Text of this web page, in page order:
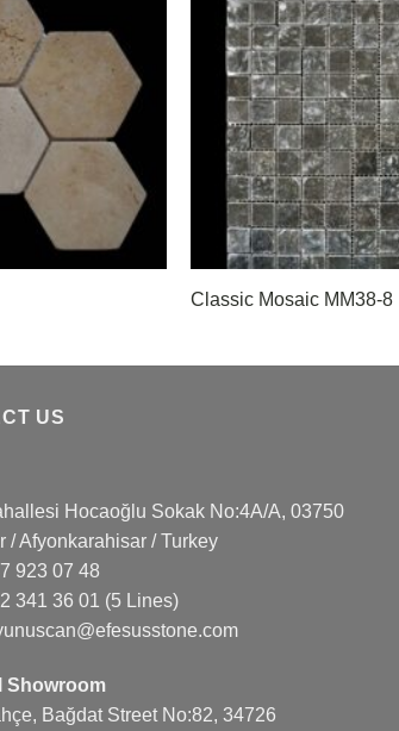
Classic Mosaic MM38-8
US
Hocaoğlu Sokak No:4A/A, 03750
/ Afyonkarahisar / Turkey
923 07 48
341 36 01 (5 Lines)
Showroom
Bağdat Street No:82, 34726